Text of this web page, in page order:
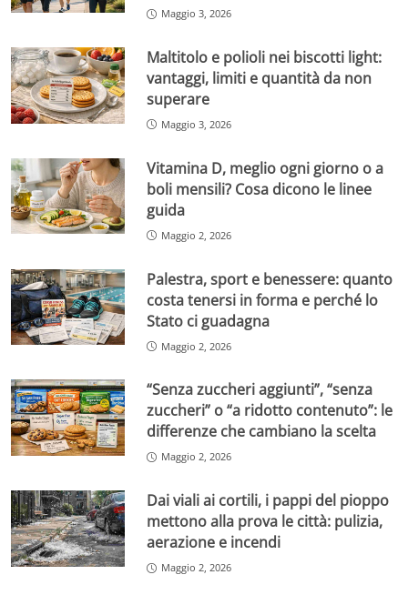
Maggio 3, 2026
Maltitolo e polioli nei biscotti light:
vantaggi, limiti e quantità da non
superare
Maggio 3, 2026
Vitamina D, meglio ogni giorno o a
boli mensili? Cosa dicono le linee
guida
Maggio 2, 2026
Palestra, sport e benessere: quanto
costa tenersi in forma e perché lo
Stato ci guadagna
Maggio 2, 2026
“Senza zuccheri aggiunti”, “senza
zuccheri” o “a ridotto contenuto”: le
differenze che cambiano la scelta
Maggio 2, 2026
Dai viali ai cortili, i pappi del pioppo
mettono alla prova le città: pulizia,
aerazione e incendi
Maggio 2, 2026